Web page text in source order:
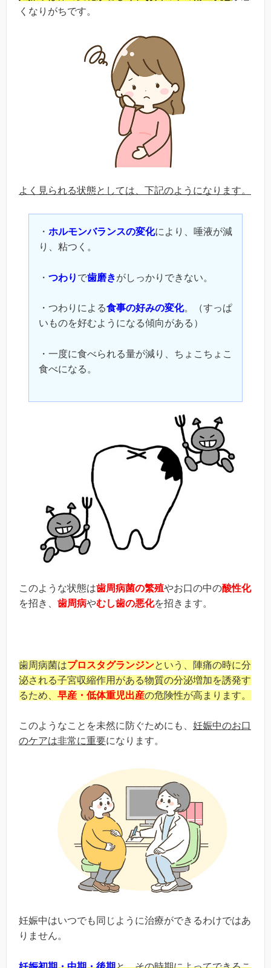
くなりがちです。
よく見られる状態としては、下記のようになります。
・ ホルモンバランスの変化により、唾液が減
り、粘つく。
・ つわり で歯磨きがしっかりできない。
・つわりによる食事の好みの変化。（すっぱ
いものを好むようになる傾向がある）
・一度に食べられる量が減り、ちょこちょこ
食べになる。
このような状態は歯周病菌の繁殖やお口の中の酸性化
を招き、 歯周病やむし歯の悪化を招きます。
歯周病菌はプロスタグランジンという、陣痛の時に分
泌される子宮収縮作用がある物質の分泌増加を誘発す
るため、 早産・低体重児出産の危険性が高まります。
このようなことを未然に防ぐためにも、 妊娠中のお口
のケアは非常に重要になります。
妊娠中はいつでも同じように治療ができるわけではあ
りません。